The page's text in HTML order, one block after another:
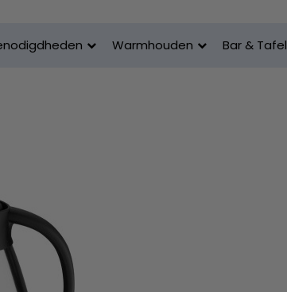
Warmhouden Bar & Tafel